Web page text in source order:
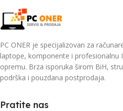
PC ONER je specijalizovan za
laptope, komponente i profesionalnu
opremu. Brza isporuka širom BiH,
podrška i pouzdana postprodaja.
Pratite nas